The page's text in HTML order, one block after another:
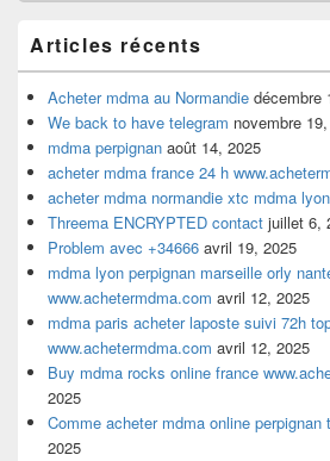
Articles récents
Acheter mdma au Normandie décembre
We back to have telegram novembre
mdma perpignan août 14, 2025
acheter mdma france 24 h
acheter mdma normandie xtc mdma
Threema ENCRYPTED contact juillet 6,
Problem avec +34666 avril 19, 2025
mdma lyon perpignan marseille orly
www.achetermdma.com avril 12, 2025
mdma paris acheter laposte suivi 72h
www.achetermdma.com avril 12, 2025
Buy mdma rocks online france
2025
Comme acheter mdma online perpignan
2025